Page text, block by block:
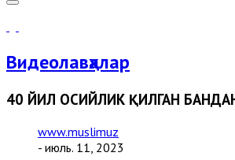
Видеолавҳалар
40 ЙИЛ ОСИЙЛИК ҚИЛГАН
www.muslimuz
- июль. 11, 2023